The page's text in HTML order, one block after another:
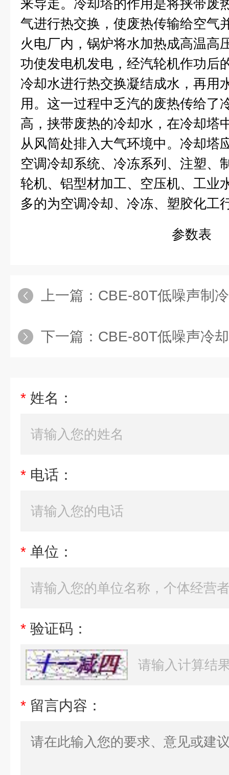
来导走。冷却塔的作用是将挟带废
气进行热交换，使废热传输给空气
火电厂内，锅炉将水加热成高温高
功使发电机发电，经汽轮机作功后
冷却水进行热交换凝结成水，再用
用。这一过程中乏汽的废热传给了
高，挟带废热的冷却水，在冷却塔
从风筒处排入大气环境中。冷却塔
空调冷却系统、冷冻系列、注塑、
轮机、铝型材加工、空压机、工业
多的为空调冷却、冷冻、塑胶化工
参数表
上一篇： CBE-80T低噪声制
下一篇： CBE-80T低噪声冷
* 姓名：
* 电话：
* 单位：
* 验证码：
* 留言内容：